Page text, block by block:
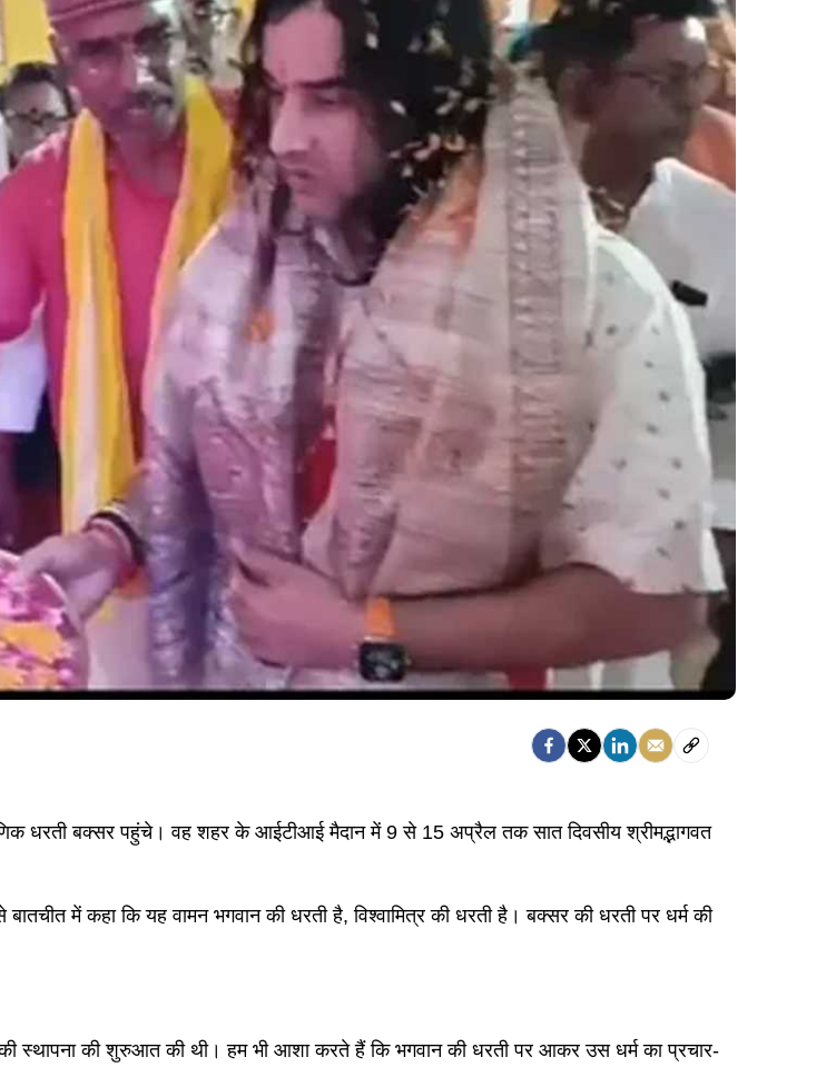
धरती बक्सर पहुंचे। वह शहर के आईटीआई मैदान में 9 से 15 अप्रैल तक सात दिवसीय श्रीमद्भागवत
में कहा कि यह वामन भगवान की धरती है, विश्वामित्र की धरती है। बक्सर की धरती पर धर्म की
स्थापना की शुरुआत की थी। हम भी आशा करते हैं कि भगवान की धरती पर आकर उस धर्म का प्रचार-